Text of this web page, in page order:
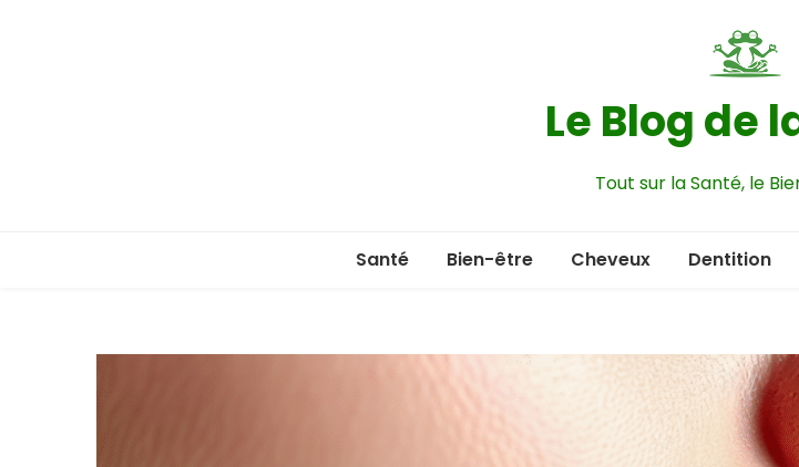
Le Blog de
Tout sur la Santé, le
Santé Bien-être Cheveux Dentition